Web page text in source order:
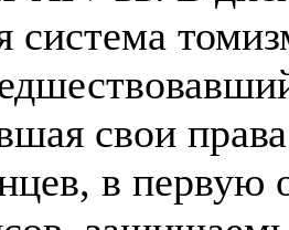
система
свои
в первую